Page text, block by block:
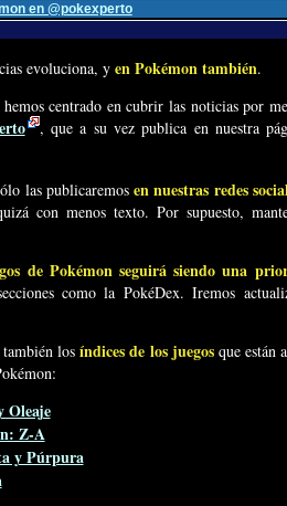
en @pokexperto
evoluciona, y en Pokémon también.
hemos centrado en cubrir las noticias por
, que a su vez publica en nuestra
las publicaremosen nuestras redes
con menos texto. Por supuesto,
de Pokémon seguirá siendo una
como la PokéDex. Iremos
también losíndices de los juegosque están
Oleaje
Z-A
y Púrpura